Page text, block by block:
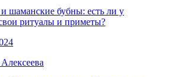
шаманские бубны: есть ли у
ритуалы и приметы?